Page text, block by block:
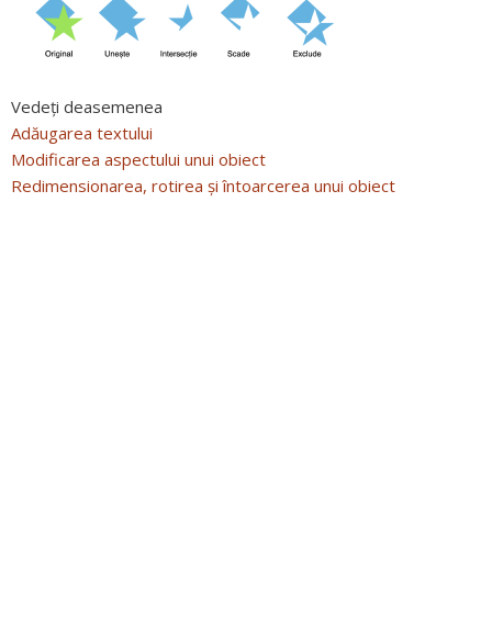
Vedeți deasemenea
Adăugarea textului
Modificarea aspectului unui obiect
Redimensionarea, rotirea și întoarcerea unui obiect